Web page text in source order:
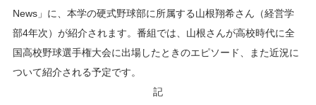
News」に、本学の硬式野球部に所属する山根翔希さん（経営学
部4年次）が紹介されます。番組では、山根さんが高校時代に全
国高校野球選手権大会に出場したときのエピソード、また近況に
ついて紹介される予定です。
記